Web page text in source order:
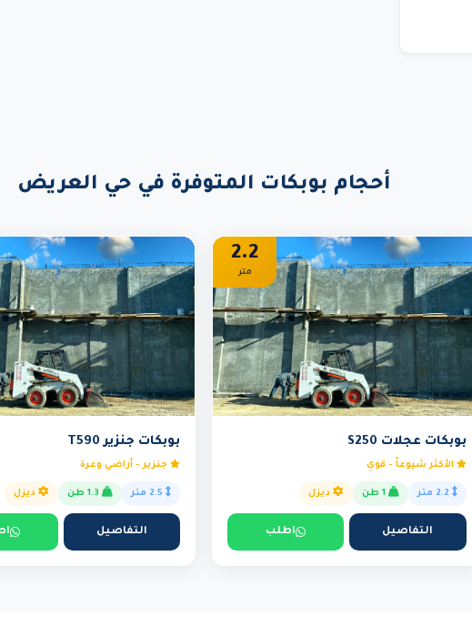
أحجام بوبكات المتوفرة في حي العريض
2.2
متر
بوبكات عجلات S250
الأكثر شيوعاً - قوي
1 طن ديزل
التفاصيل اطلب
بوبكات جنزير T590
جنزير - أراضي وعرة
ديزل
التفاصيل